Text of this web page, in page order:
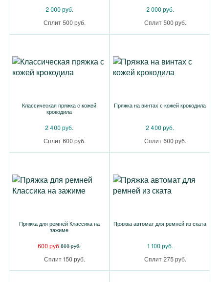
2 000 руб.
Сплит 500 руб.
2 000 руб.
Сплит 500 руб.
Классическая пряжка с кожей
крокодила
2 400 руб.
Сплит 600 руб.
Пряжка на винтах с кожей крокодила
2 400 руб.
Сплит 600 руб.
Пряжка для ремней Классика на
зажиме
600 руб.800 руб.
Сплит 150 руб.
Пряжка автомат для ремней из ската
1 100 руб.
Сплит 275 руб.